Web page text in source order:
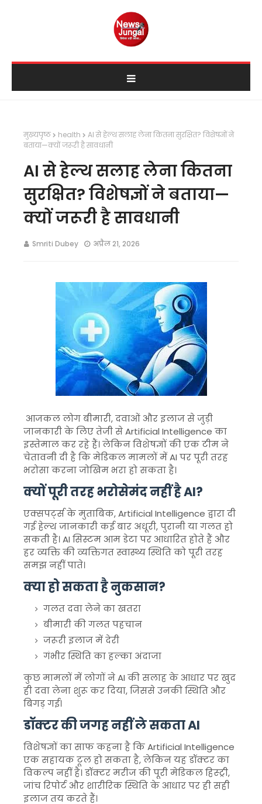
मुख्यपृष्ठ health
AI से हेल्थ सलाह लेना कितना सुरक्षित? विशेषज्ञों ने
बताया—क्यों जरूरी है सावधानी
AI से हेल्थ सलाह लेना कितना
सुरक्षित? विशेषज्ञों ने बताया—
क्यों जरूरी है सावधानी
Smriti Dubey अप्रैल 21, 2026
आजकल लोग बीमारी, दवाओं और इलाज से जुड़ी
जानकारी के लिए तेजी सेArtificial Intelligence का
इस्तेमाल कर रहे हैं। लेकिन विशेषज्ञों की एक टीम ने
चेतावनी दी है कि मेडिकल मामलों में AI पर पूरी तरह
भरोसा करना जोखिम भरा हो सकता है।
क्यों पूरी तरह भरोसेमंद नहीं है AI?
एक्सपर्ट्स के मुताबिक,Artificial Intelligence द्वारा दी
गई हेल्थ जानकारी कई बार अधूरी, पुरानी या गलत हो
सकती है। AI सिस्टम आम डेटा पर आधारित होते हैं और
हर व्यक्ति की व्यक्तिगत स्वास्थ्य स्थिति को पूरी तरह
समझ नहीं पाते।
क्या हो सकता है नुकसान?
गलत दवा लेने का खतरा
बीमारी की गलत पहचान
जरूरी इलाज में देरी
गंभीर स्थिति का हल्का अंदाजा
कुछ मामलों में लोगों ने AI की सलाह के आधार पर खुद
ही दवा लेना शुरू कर दिया, जिससे उनकी स्थिति और
बिगड़ गई।
डॉक्टर की जगह नहीं ले सकता AI
विशेषज्ञों का साफ कहना है किArtificial Intelligence
एक सहायक टूल हो सकता है, लेकिन यह डॉक्टर का
विकल्प नहीं है। डॉक्टर मरीज की पूरी मेडिकल हिस्ट्री,
जांच रिपोर्ट और शारीरिक स्थिति के आधार पर ही सही
इलाज तय करते हैं।